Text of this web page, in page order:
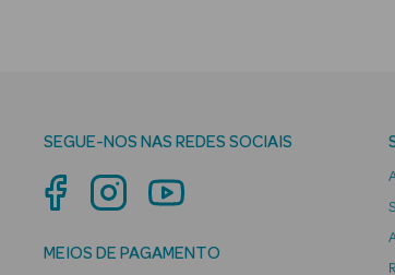
SEGUE-NOS NAS REDES SOCIAIS
MEIOS DE PAGAMENTO